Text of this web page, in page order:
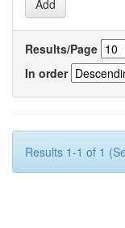
Results/Page
In order
Results 1-1 of 1